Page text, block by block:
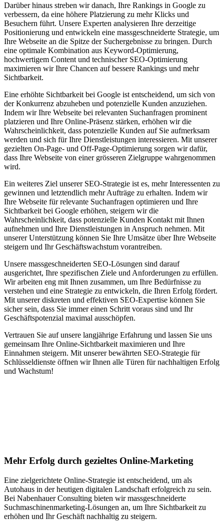
Darüber hinaus streben wir danach, Ihre Rankings in Google zu
verbessern, da eine höhere Platzierung zu mehr Klicks und
Besuchern führt. Unsere Experten analysieren Ihre derzeitige
Positionierung und entwickeln eine massgeschneiderte Strategie, um
Ihre Webseite an die Spitze der Suchergebnisse zu bringen. Durch
eine optimale Kombination aus Keyword-Optimierung,
hochwertigem Content und technischer SEO-Optimierung
maximieren wir Ihre Chancen auf bessere Rankings und mehr
Sichtbarkeit.
Eine erhöhte Sichtbarkeit bei Google ist entscheidend, um sich von
der Konkurrenz abzuheben und potenzielle Kunden anzuziehen.
Indem wir Ihre Webseite bei relevanten Suchanfragen prominent
platzieren und Ihre Online-Präsenz stärken, erhöhen wir die
Wahrscheinlichkeit, dass potenzielle Kunden auf Sie aufmerksam
werden und sich für Ihre Dienstleistungen interessieren. Mit unserer
gezielten On-Page- und Off-Page-Optimierung sorgen wir dafür,
dass Ihre Webseite von einer grösseren Zielgruppe wahrgenommen
wird.
Ein weiteres Ziel unserer SEO-Strategie ist es, mehr Interessenten zu
gewinnen und letztendlich mehr Aufträge zu erhalten. Indem wir
Ihre Webseite für relevante Suchanfragen optimieren und Ihre
Sichtbarkeit bei Google erhöhen, steigern wir die
Wahrscheinlichkeit, dass potenzielle Kunden Kontakt mit Ihnen
aufnehmen und Ihre Dienstleistungen in Anspruch nehmen. Mit
unserer Unterstützung können Sie Ihre Umsätze über Ihre Webseite
steigern und Ihr Geschäftswachstum vorantreiben.
Unsere massgeschneiderten SEO-Lösungen sind darauf
ausgerichtet, Ihre spezifischen Ziele und Anforderungen zu erfüllen.
Wir arbeiten eng mit Ihnen zusammen, um Ihre Bedürfnisse zu
verstehen und eine Strategie zu entwickeln, die Ihren Erfolg fördert.
Mit unserer diskreten und effektiven SEO-Expertise können Sie
sicher sein, dass Sie immer einen Schritt voraus sind und Ihr
Geschäftspotenzial maximal ausschöpfen.
Vertrauen Sie auf unsere langjährige Erfahrung und lassen Sie uns
gemeinsam Ihre Online-Sichtbarkeit maximieren und Ihre
Einnahmen steigern. Mit unserer bewährten SEO-Strategie für
Schlüsseldienste öffnen wir Ihnen alle Türen für nachhaltigen Erfolg
und Wachstum!
Mehr Erfolg durch gezieltes Online-Marketing
Eine zielgerichtete Online-Strategie ist entscheidend, um als
Autohaus in der heutigen digitalen Landschaft erfolgreich zu sein.
Bei Nabenhauer Consulting bieten wir massgeschneiderte
Suchmaschinenmarketing-Lösungen an, um Ihre Sichtbarkeit zu
erhöhen und Ihr Geschäft nachhaltig zu steigern.